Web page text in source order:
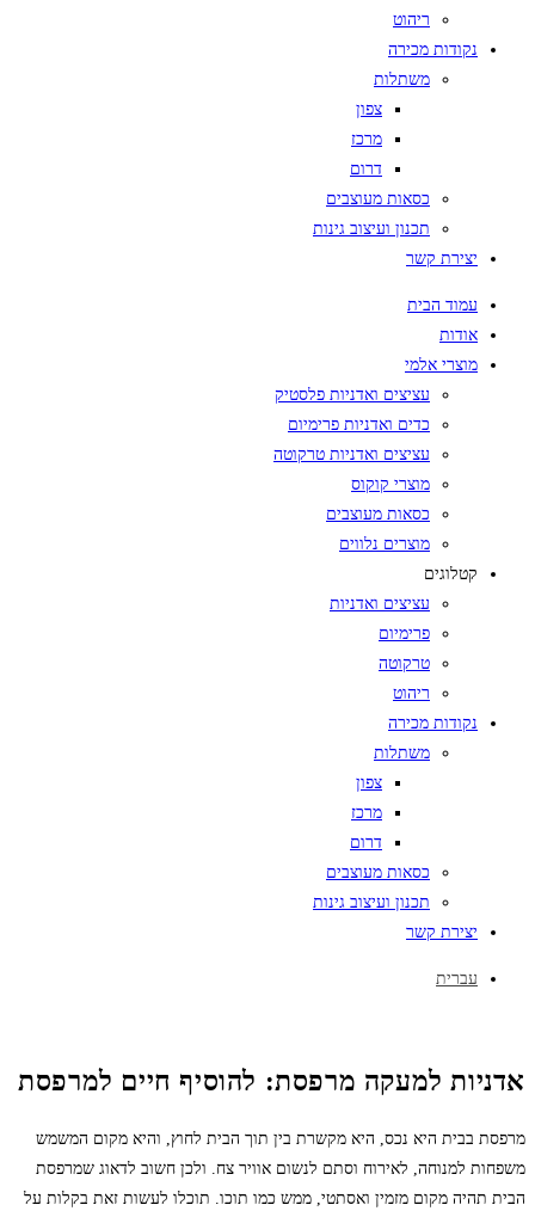
ריהוט
נקודות מכירה
משתלות
צפון
מרכז
דרום
כסאות מעוצבים
תכנון ועיצוב גינות
יצירת קשר
עמוד הבית
אודות
מוצרי אלמי
עציצים ואדניות פלסטיק
כדים ואדניות פרימיום
עציצים ואדניות טרקוטה
מוצרי קוקוס
כסאות מעוצבים
מוצרים נלווים
קטלוגים
עציצים ואדניות
פרימיום
טרקוטה
ריהוט
נקודות מכירה
משתלות
צפון
מרכז
דרום
כסאות מעוצבים
תכנון ועיצוב גינות
יצירת קשר
עברית
אדניות למעקה מרפסת: להוסיף חיים למרפסת
מרפסת בבית היא נכס, היא מקשרת בין תוך הבית לחוץ, והיא מקום המשמש
משפחות למנוחה, לאירוח וסתם לנשום אוויר צח. ולכן חשוב לדאוג שמרפסת
הבית תהיה מקום מזמין ואסתטי, ממש כמו תוכו. תוכלו לעשות זאת בקלות על